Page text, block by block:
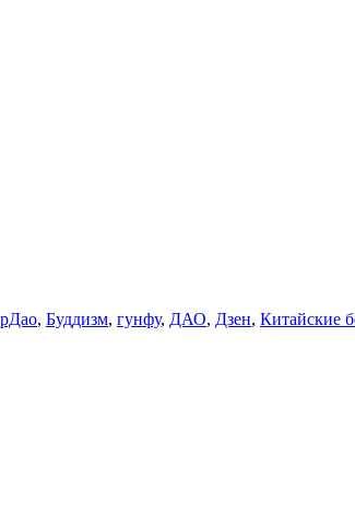
, Буддизм, гунфу, ДАО, Дзен, Китайские